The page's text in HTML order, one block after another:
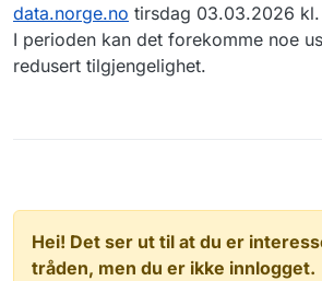
data.norge.no tirsdag 03.03.2026
I perioden kan det forekomme noe
redusert tilgjengelighet.
Hei! Det ser ut til at du er
tråden, men du er ikke innlogget.